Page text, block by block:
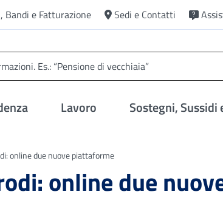
Bandi e Fatturazione Sedi e Contatti
Lavoro Sostegni, Sussidi
online due nuove piattaforme
online due